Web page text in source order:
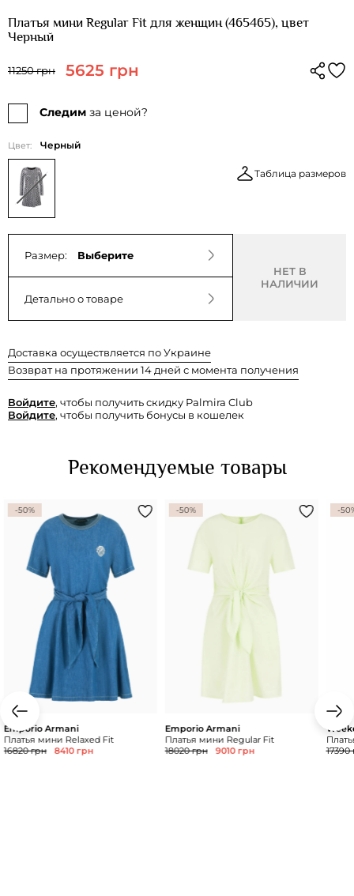
Платья мини Regular Fit для женщин (465465), цвет
Черный
11250 грн 5625 грн
Следим за ценой?
Цвет: Черный
Таблица размеров
Размер: Выберите
Детально о товаре
НЕТ В
НАЛИЧИИ
Доставка осуществляется по Украине
Возврат на протяжении 14 дней с момента получения
Войдите, чтобы получить скидку Palmira Club
Войдите, чтобы получить бонусы в кошелек
Рекомендуемые товары
-50%
Emporio Armani
Платья мини Relaxed Fit
16820 грн
8410 грн
-50%
Emporio Armani
Платья мини Regular Fit
18020 грн
9010 грн
-
17390